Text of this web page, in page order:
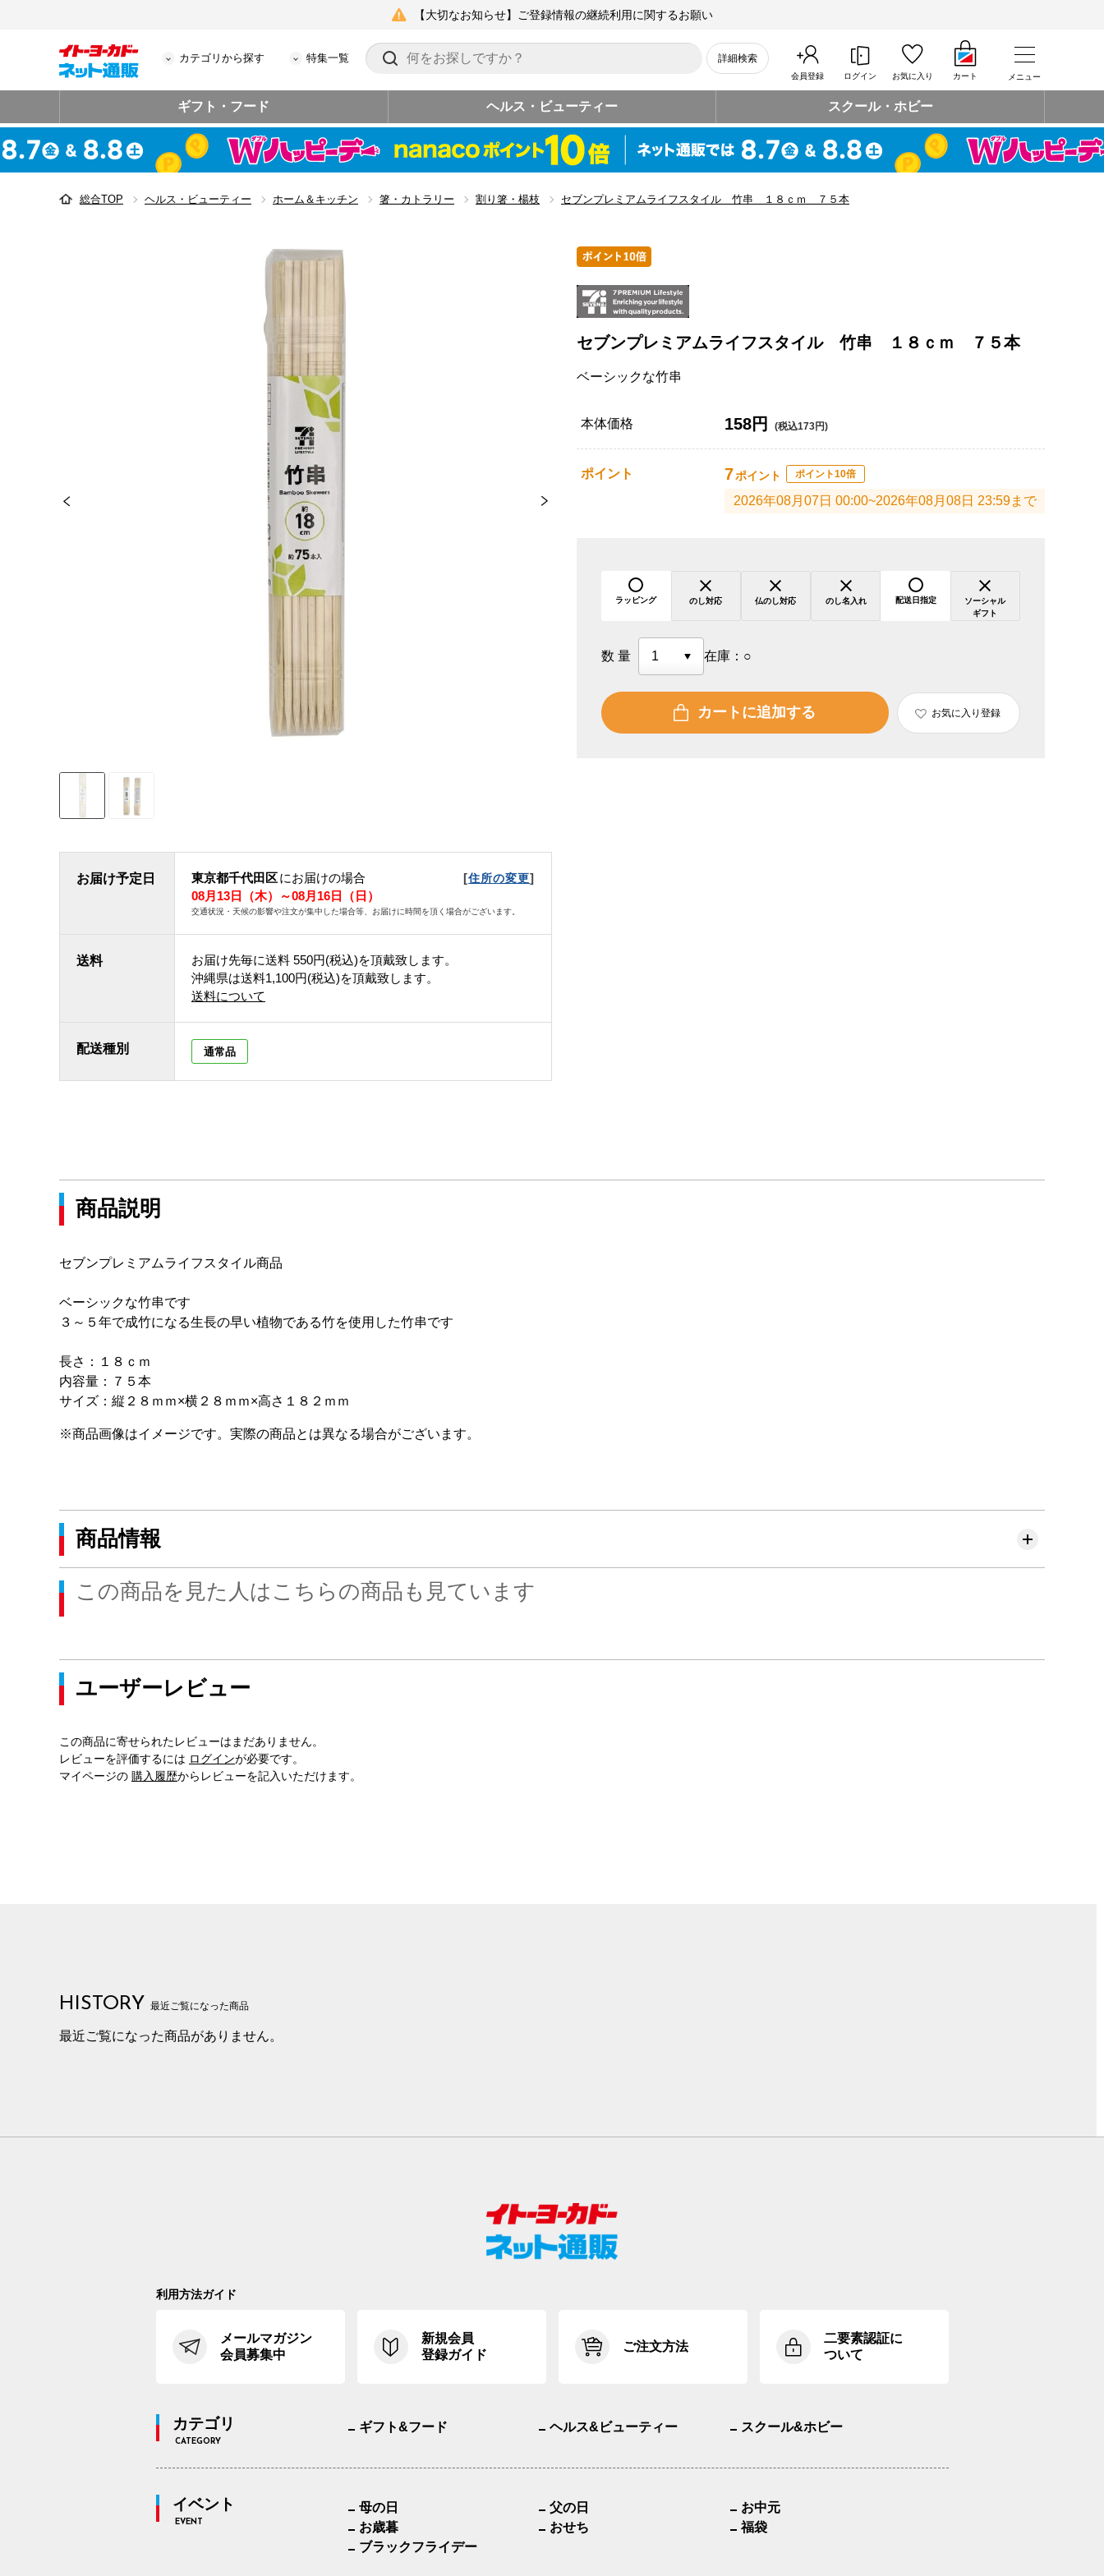
【大切なお知らせ】ご登録情報の継続利用に関するお願い
カテゴリから探す 特集一覧 詳細検索
会員登録 ログイン お気に入り カート メニュー
ギフト・フード ヘルス・ビューティー スクール・ホビー
総合TOP ヘルス・ビューティー ホーム＆キッチン 箸・カトラリー 割り箸・楊枝 セブンプレミアムライフスタイル 竹串 １８ｃｍ ７５本
お届け予定日 東京都千代田区にお届けの場合 [住所の変更]
08月13日（木）～08月16日（日）
交通状況・天候の影響や注文が集中した場合等、お届けに時間を頂く場合がございます。
送料 お届け先毎に送料 550円(税込)を頂戴致します。
沖縄県は送料1,100円(税込)を頂戴致します。
送料について
配送種別 通常品
セブンプレミアムライフスタイル 竹串 １８ｃｍ ７５本
ベーシックな竹串
本体価格 158円 (税込173円)
ポイント 7ポイント ポイント10倍
2026年08月07日 00:00~2026年08月08日 23:59まで
ラッピング のし対応 仏のし対応 のし名入れ 配送日指定
ソーシャル
ギフト
数量 在庫： ○
カートに追加する お気に入り登録
商品説明
セブンプレミアムライフスタイル商品
ベーシックな竹串です
３～５年で成竹になる生長の早い植物である竹を使用した竹串です
長さ：１８ｃｍ
内容量：７５本
サイズ：縦２８ｍｍ×横２８ｍｍ×高さ１８２ｍｍ
※商品画像はイメージです。実際の商品とは異なる場合がございます。
商品情報
この商品を見た人はこちらの商品も見ています
ユーザーレビュー
この商品に寄せられたレビューはまだありません。
レビューを評価するには ログインが必要です。
マイページの 購入履歴からレビューを記入いただけます。
HISTORY 最近ご覧になった商品
最近ご覧になった商品がありません。
利用方法ガイド
メールマガジン
会員募集中
新規会員
登録ガイド
ご注文方法
二要素認証に
ついて
カテゴリ
CATEGORY
ギフト&フード ヘルス&ビューティー スクール&ホビー
イベント
EVENT
母の日 父の日
お中元
お歳暮
おせち
福袋
ブラックフライデー